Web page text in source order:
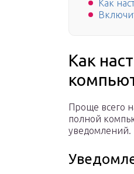
Как
Как
Проще всего
полной
уведомлений.